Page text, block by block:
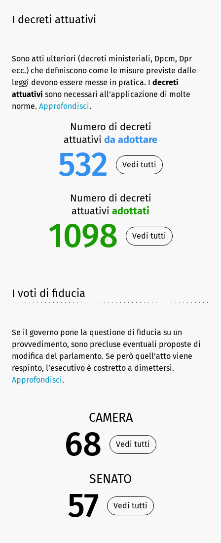
I decreti attuativi
Sono atti ulteriori (decreti ministeriali, Dpcm, Dpr
ecc.) che definiscono come le misure previste dalle
leggi devono essere messe in pratica. I decreti
attuativi sono necessari all’applicazione di molte
norme. Approfondisci.
Numero di decreti
attuativi da adottare
532 Vedi tutti
Numero di decreti
attuativi adottati
1098 Vedi tutti
I voti di fiducia
Se il governo pone la questione di fiducia su un
provvedimento, sono precluse eventuali proposte di
modifica del parlamento. Se però quell’atto viene
respinto, l’esecutivo è costretto a dimettersi.
Approfondisci.
CAMERA
68 Vedi tutti
SENATO
57 Vedi tutti